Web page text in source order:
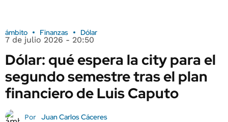
ámbito Finanzas Dólar
7 de julio 2026 - 20:50
Dólar: qué espera la city para el
segundo semestre tras el plan
financiero de Luis Caputo
Por Juan Carlos Cáceres